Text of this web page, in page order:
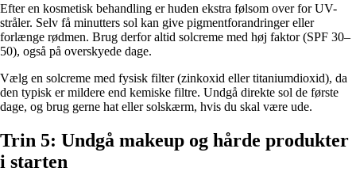
Efter en kosmetisk behandling er huden ekstra følsom over for UV-
stråler. Selv få minutters sol kan give pigmentforandringer eller
forlænge rødmen. Brug derfor altid solcreme med høj faktor (SPF 30–
50), også på overskyede dage.
Vælg en solcreme med fysisk filter (zinkoxid eller titaniumdioxid), da
den typisk er mildere end kemiske filtre. Undgå direkte sol de første
dage, og brug gerne hat eller solskærm, hvis du skal være ude.
Trin 5: Undgå makeup og hårde produkter
i starten